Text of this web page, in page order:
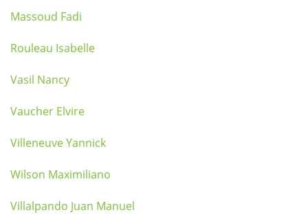
Massoud Fadi
Rouleau Isabelle
Vasil Nancy
Vaucher Elvire
Villeneuve Yannick
Wilson Maximiliano
Villalpando Juan Manuel